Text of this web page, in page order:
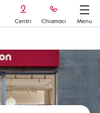
Centri Chiamaci
Menu